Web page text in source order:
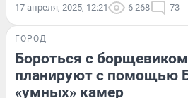
17 апреля, 2025, 12:21 6 268 73
ГОРОД
Бороться с
планируют с помощью
«умных» камер